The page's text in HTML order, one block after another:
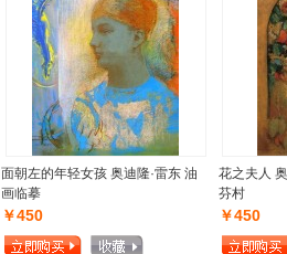
面朝左的年轻女孩 奥迪隆·雷东 油
画临摹
￥450
花之夫人
芬村
￥450